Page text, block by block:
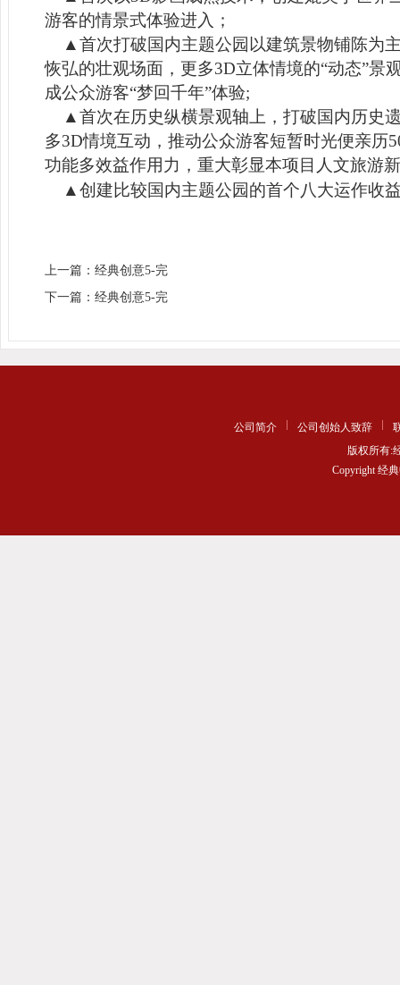
游客的情景式体验进入；
▲首次打破国内主题公园以建筑景物铺陈为
恢弘的壮观场面，更多3D立体情境的“动态”景
成公众游客“梦回千年”体验;
▲首次在历史纵横景观轴上，打破国内历史
多3D情境互动，推动公众游客短暂时光便亲历
功能多效益作用力，重大彰显本项目人文旅游
▲创建比较国内主题公园的首个八大运作收
上一篇：经典创意5-完
下一篇：经典创意5-完
公司简介 公司创始人致辞
版权所有:
Copyright 经